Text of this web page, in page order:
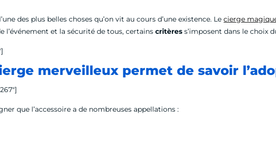
des plus belles choses qu’on vit au cours d’une existence. Lecierge
l’événement et la sécurité de tous, certainscritèress’imposent dans le choix
merveilleux permet de savoir
que l’accessoire a de nombreuses appellations :